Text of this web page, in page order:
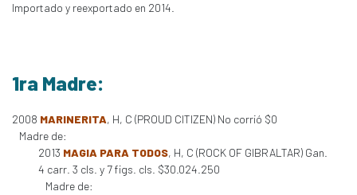
Importado y reexportado en 2014.
1ra Madre:
2008 MARINERITA, H, C (PROUD CITIZEN) No corrió $0
Madre de:
2013 MAGIA PARA TODOS, H, C (ROCK OF GIBRALTAR) Gan.
4 carr. 3 cls. y 7 figs. cls. $30.024.250
Madre de: